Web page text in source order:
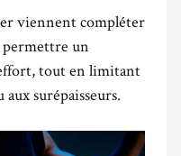
viennent compléter
un
tout en limitant
aux surépaisseurs.